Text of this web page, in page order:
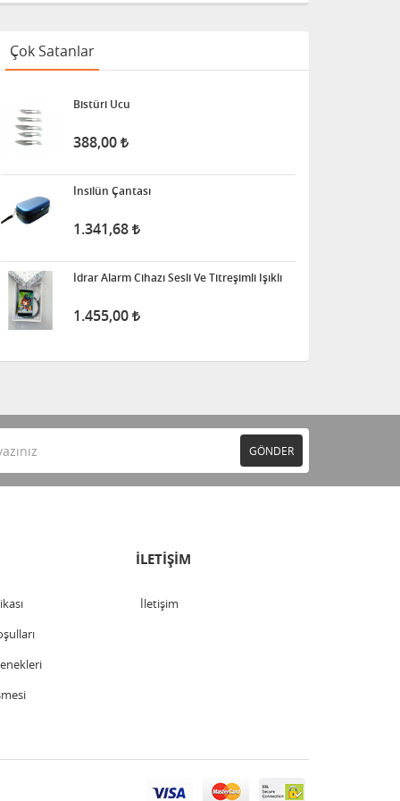
Çok Satanlar
Bistüri Ucu
388,00
İnsilün Çantası
1.341,68
İdrar Alarm Cihazı Sesli Ve Titreşimli Işıklı
1.455,00
GÖNDER
İLETİŞİM
İletişim